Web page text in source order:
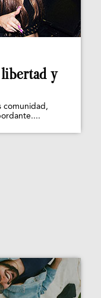
libertad y
comunidad,